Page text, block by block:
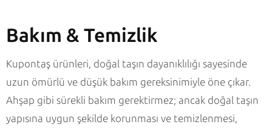
Bakım & Temizlik
Kupontaş ürünleri, doğal taşın dayanıklılığı sayesinde
uzun ömürlü ve düşük bakım gereksinimiyle öne çıkar.
Ahşap gibi sürekli bakım gerektirmez; ancak doğal taşın
yapısına uygun şekilde korunması ve temizlenmesi,